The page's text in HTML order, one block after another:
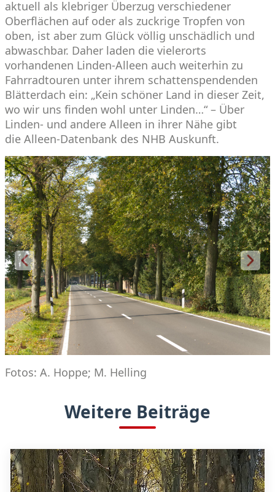
aktuell als klebriger Überzug verschiedener
Oberflächen auf oder als zuckrige Tropfen von
oben, ist aber zum Glück völlig unschädlich und
abwaschbar. Daher laden die vielerorts
vorhandenen Linden-Alleen auch weiterhin zu
Fahrradtouren unter ihrem schattenspendenden
Blätterdach ein: „Kein schöner Land in dieser Zeit,
wo wir uns finden wohl unter Linden…“ – Über
Linden- und andere Alleen in ihrer Nähe gibt
die Alleen-Datenbank des NHB Auskunft.
VORHERIGER
Fotos: A. Hoppe; M. Helling
Weitere Beiträge